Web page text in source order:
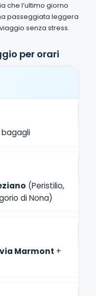
che l’ultimo giorno
passeggiata leggera
senza stress.
per orari
(Peristilio,
di Nona)
Marmont +